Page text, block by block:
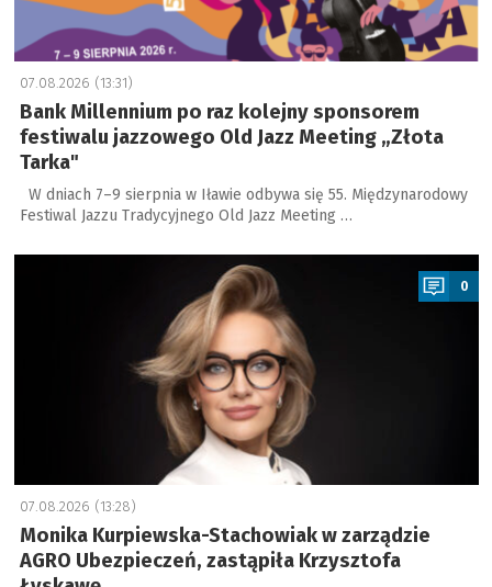
07.08.2026 (13:31)
Bank Millennium po raz kolejny sponsorem
festiwalu jazzowego Old Jazz Meeting „Złota
Tarka"
W dniach 7–9 sierpnia w Iławie odbywa się 55. Międzynarodowy
Festiwal Jazzu Tradycyjnego Old Jazz Meeting …
a
0
07.08.2026 (13:28)
Monika Kurpiewska-Stachowiak w zarządzie
AGRO Ubezpieczeń, zastąpiła Krzysztofa